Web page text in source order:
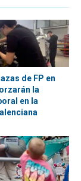
de FP en
la
en la